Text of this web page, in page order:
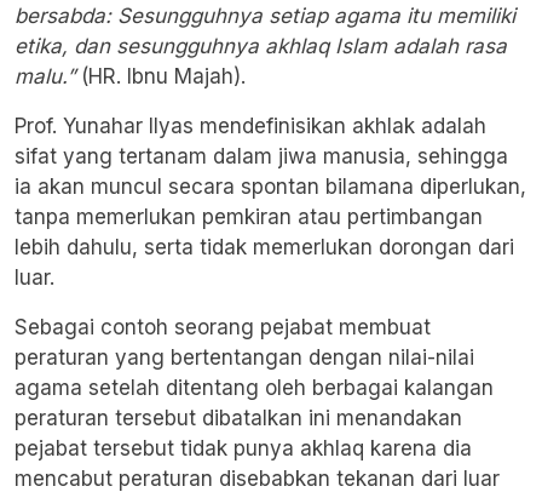
bersabda: Sesungguhnya setiap agama itu memiliki
etika, dan sesungguhnya akhlaq Islam adalah rasa
malu.”(HR. Ibnu Majah).
Prof. Yunahar Ilyas mendefinisikan akhlak adalah
sifat yang tertanam dalam jiwa manusia, sehingga
ia akan muncul secara spontan bilamana diperlukan,
tanpa memerlukan pemkiran atau pertimbangan
lebih dahulu, serta tidak memerlukan dorongan dari
luar.
Sebagai contoh seorang pejabat membuat
peraturan yang bertentangan dengan nilai-nilai
agama setelah ditentang oleh berbagai kalangan
peraturan tersebut dibatalkan ini menandakan
pejabat tersebut tidak punya akhlaq karena dia
mencabut peraturan disebabkan tekanan dari luar